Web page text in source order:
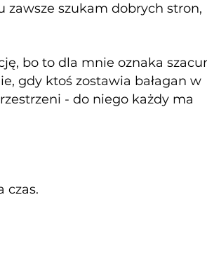
zawsze szukam dobrych stron,
bo to dla mnie oznaka
gdy ktoś zostawia bałagan w
- do niego każdy ma
czas.